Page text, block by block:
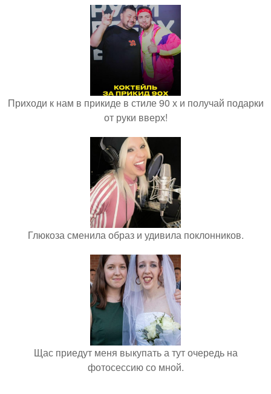
Приходи к нам в прикиде в стиле 90 х и получай подарки
от руки вверх!
Глюкоза сменила образ и удивила поклонников.
Щас приедут меня выкупать а тут очередь на
фотосессию со мной.